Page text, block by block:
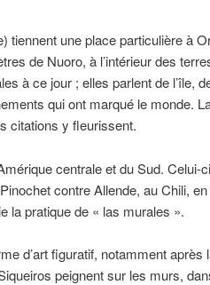
tiennent une place particulière à
de Nuoro, à l’intérieur des
à ce jour ; elles parlent de l’île,
qui ont marqué le monde.
citations y fleurissent.
centrale et du Sud. Celui-
contre Allende, au Chili,
la pratique de « las murales ».
d’art figuratif, notamment après
peignent sur les murs,